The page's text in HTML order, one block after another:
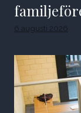
6 augusti 2026